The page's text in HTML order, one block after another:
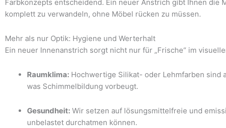
Farbkonzepts entscheidend. Ein neuer Anstrich gibt Ihnen die
komplett zu verwandeln, ohne Möbel rücken zu müssen.
Mehr als nur Optik: Hygiene und Werterhalt
Ein neuer Innenanstrich sorgt nicht nur für „Frische“ im
Raumklima: Hochwertige Silikat- oder Lehmfarben sind
was Schimmelbildung vorbeugt.
Gesundheit: Wir setzen auf lösungsmittelfreie und
unbelastet durchatmen können.